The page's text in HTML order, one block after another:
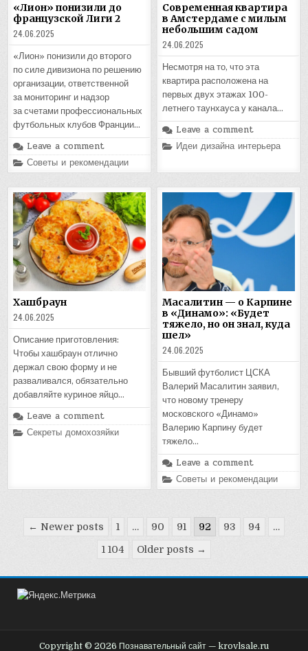
«Лион» понизили до
французской Лиги 2
24.06.2025
«Лион» понизили до второго
по силе дивизиона по решению
организации, ответственной
за мониторинг и надзор
за счетами профессиональных
футбольных клубов Франции…
Leave a comment
Posted
in
Советы и рекомендации
Современная квартира
в Амстердаме с милым
небольшим садом
24.06.2025
Несмотря на то, что эта
квартира расположена на
первых двух этажах 100-
летнего таунхауса у канала…
Leave a comment
Posted
in
Идеи дизайна интерьера
Хашбраун
24.06.2025
Описание приготовления:
Чтобы хашбраун отлично
держал свою форму и не
разваливался, обязательно
добавляйте куриное яйцо…
Leave a comment
Posted
Секреты домохозяйки
Масалитин — о Карпине
в «Динамо»: «Будет
тяжело, но он знал, куда
шел»
24.06.2025
Бывший футболист ЦСКА
Валерий Масалитин заявил,
что новому тренеру
московского «Динамо»
Валерию Карпину будет
тяжело…
Leave a comment
Posted
in
Советы и рекомендации
Пагинация
← Newer posts 1 … 90 91 92 93 94 …
1 104 Older posts →
Copyright © 2026 Познавательный сайт — krovlsale.ru